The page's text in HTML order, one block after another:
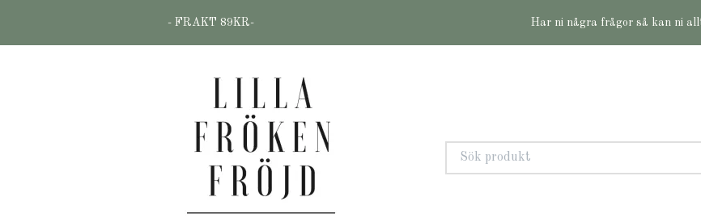
- FRAKT 89KR- Har ni några frågor så kan ni